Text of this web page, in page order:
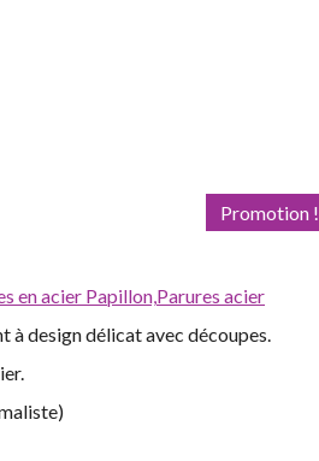
Promotion !
en acier Papillon,Parures acier
à design délicat avec découpes.